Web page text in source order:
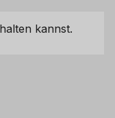
kannst.